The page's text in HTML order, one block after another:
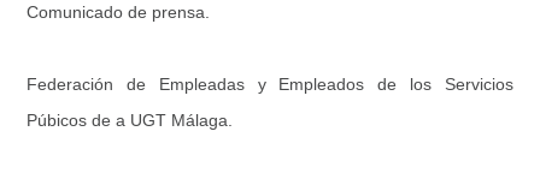
Comunicado de prensa.
Federación de Empleadas y Empleados de los Servicios
Púbicos de a UGT Málaga.